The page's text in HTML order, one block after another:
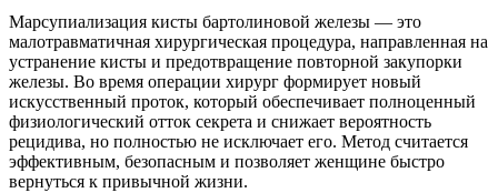
Марсупиализация кисты бартолиновой железы — это
малотравматичная хирургическая процедура, направленная на
устранение кисты и предотвращение повторной закупорки
железы. Во время операции хирург формирует новый
искусственный проток, который обеспечивает полноценный
физиологический отток секрета и снижает вероятность
рецидива, но полностью не исключает его. Метод считается
эффективным, безопасным и позволяет женщине быстро
вернуться к привычной жизни.